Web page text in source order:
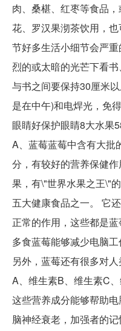
肉、桑椹、红枣等食品
花、罗汉果沏茶饮用，
节好多生活小细节会严
烈的或太暗的光芒下看
与书之间要保持30厘米
是在中午)和电焊光，免
眼睛好保护眼睛8大水果
A、蓝莓蓝莓中含有大批
分，有较好的营养保健
果，有\"世界水果之王\"
五大健康食品之一。 它
正常的作用，这些都是
多食蓝莓能够减少电脑工
另外，蓝莓还有很多对
A、维生素B、维生素C
这些营养成分能够帮助
脑神经衰老，加强者的